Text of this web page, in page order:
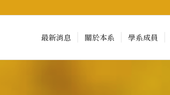
最新消息 關於本系 學系成員